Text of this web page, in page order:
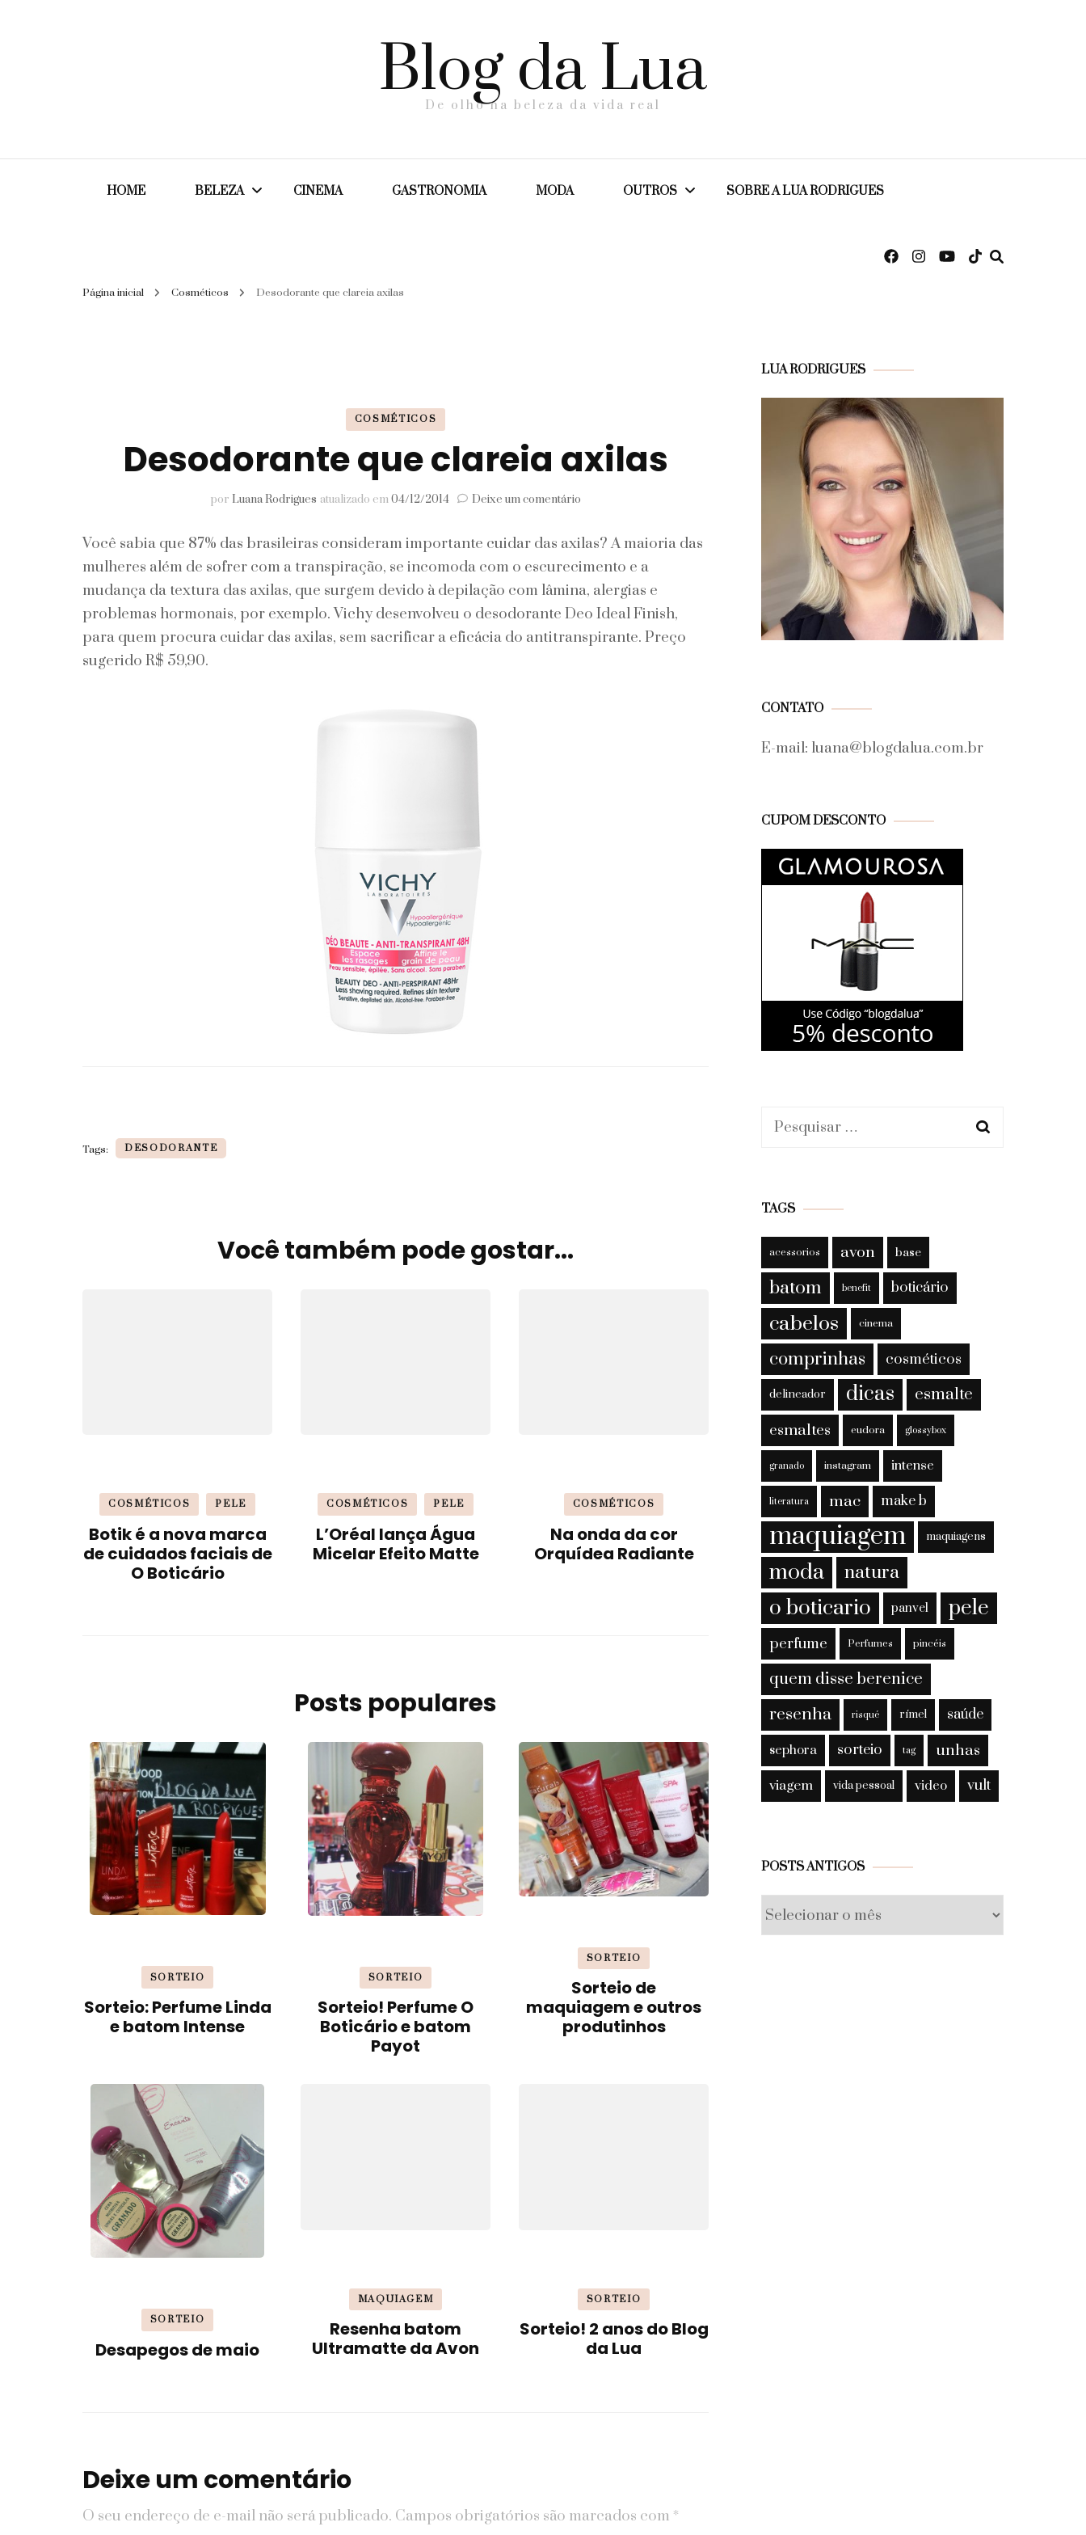
Blog da Lua
De olho na beleza da vida real
HOME BELEZA
Unhas
CINEMA GASTRONOMIA MODA OUTROS SOBRE A LUA RODRIGUES
Página inicial Cosméticos Desodorante que clareia axilas
COSMÉTICOS
Desodorante que clareia axilas
por Luana Rodrigues atualizado em04/12/2014 Deixe um comentárioem
clareia
axilas
Você sabia que 87% das brasileiras consideram importante cuidar das axilas? A maioria das
mulheres além de sofrer com a transpiração, se incomoda com o escurecimento e a
mudança da textura das axilas, que surgem devido à depilação com lâmina, alergias e
problemas hormonais, por exemplo. Vichy desenvolveu o desodorante Deo Ideal Finish,
para quem procura cuidar das axilas, sem sacrificar a eficácia do antitranspirante. Preço
sugerido R$ 59,90.
Tags: DESODORANTE
Você também pode gostar...
COSMÉTICOS PELE
Botik é a nova marca
de cuidados faciais de
O Boticário
COSMÉTICOS PELE
L’Oréal lança Água
Micelar Efeito Matte
COSMÉTICOS
Na onda da cor
Orquídea Radiante
Posts populares
SORTEIO
Sorteio: Perfume Linda
e batom Intense
SORTEIO
Sorteio! Perfume O
Boticário e batom
Payot
SORTEIO
Sorteio de
maquiagem e outros
produtinhos
SORTEIO
Desapegos de maio
MAQUIAGEM
Resenha batom
Ultramatte da Avon
SORTEIO
Sorteio! 2 anos do Blog
da Lua
Deixe um comentário
O seu endereço de e-mail não será publicado. Campos obrigatórios são marcados com *
LUA RODRIGUES
CONTATO
E-mail: luana@blogdalua.com.br
CUPOM DESCONTO
Pesquisar
TAGS
acessorios avon base
batom benefit boticário
cabelos cinema
comprinhas cosméticos
delineador dicas esmalte
esmaltes eudora glossybox
granado instagram intense
literatura mac make b
maquiagem maquiagens
moda natura
o boticario panvel pele
perfume Perfumes pincéis
quem disse berenice
resenha risqué rímel saúde
sephora sorteio tag unhas
viagem vida pessoal video vult
POSTS ANTIGOS
Posts